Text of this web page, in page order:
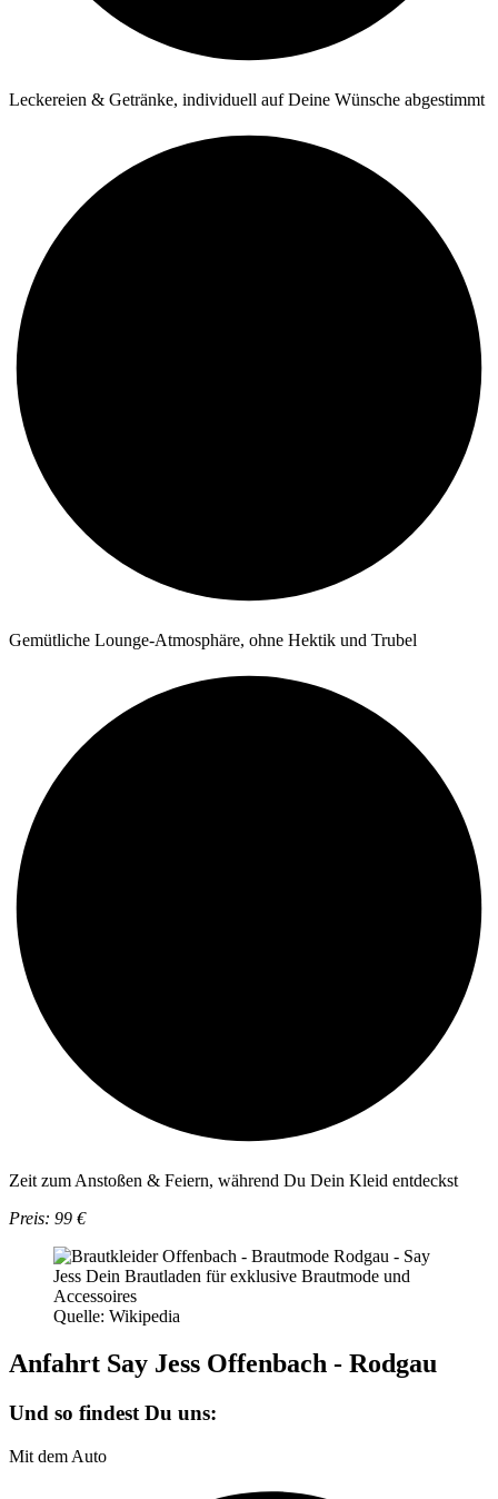
Leckereien & Getränke, individuell auf Deine Wünsche abgestimmt
Gemütliche Lounge-Atmosphäre, ohne Hektik und Trubel
Zeit zum Anstoßen & Feiern, während Du Dein Kleid entdeckst
Preis: 99 €
Quelle: Wikipedia
Anfahrt Say Jess Offenbach - Rodgau
Und so findest Du uns:
Mit dem Auto